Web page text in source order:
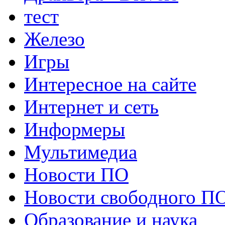
тест
Железо
Игры
Интересное на сайте
Интернет и сеть
Информеры
Мультимедиа
Новости ПО
Новости свободного
Образование и наука